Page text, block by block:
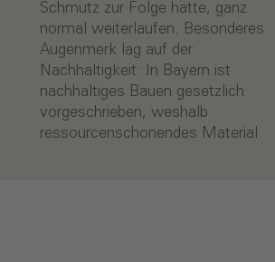
Schmutz zur Folge hatte, ganz
normal weiterlaufen. Besonderes
Augenmerk lag auf der
Nachhaltigkeit: In Bayern ist
nachhaltiges Bauen gesetzlich
vorgeschrieben, weshalb
ressourcenschonendes Material
Elektroautos fördern eine
nachhaltige Mobilität. Insgesamt
liegt der Energiestandard des
Gebäudes deutlich unter den
gesetzlichen Vorgaben des